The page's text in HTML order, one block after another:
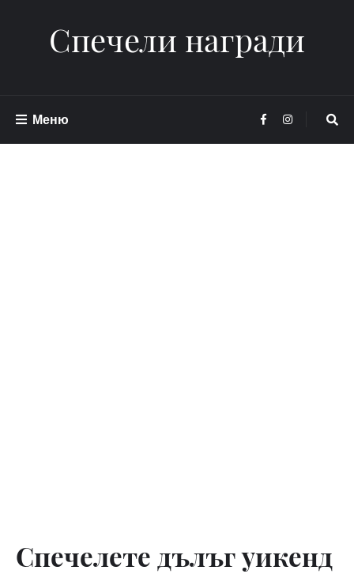
Спечели награди
Меню
Спечелете дълъг уикенд